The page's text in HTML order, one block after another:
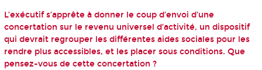
L’exécutif s’apprête à donner le coup d’envoi d’une
concertation sur le revenu universel d’activité, un dispositif
qui devrait regrouper les différentes aides sociales pour les
rendre plus accessibles, et les placer sous conditions. Que
pensez-vous de cette concertation ?